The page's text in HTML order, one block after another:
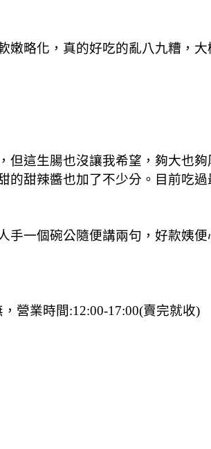
嫩略化，真的好吃的亂八九糟，大
這生腸也沒讓我希望，夠大也
甜辣醬也加了不少分。目前吃過
一個碗公隨便講兩句，好款姨
營業時間:12:00-17:00(賣完就收)